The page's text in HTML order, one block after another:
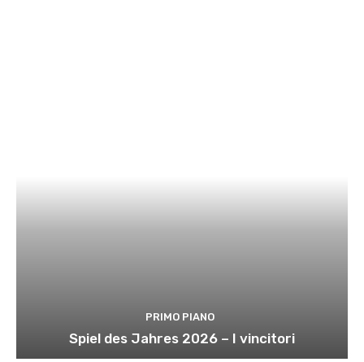
PRIMO PIANO
Spiel des Jahres 2026 – I vincitori